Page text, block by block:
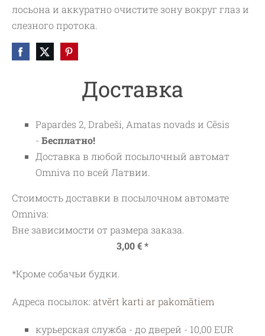
Доставка
Papardes 2, Drabeši, Amatas novads и Cēsis
- Бесплатно!
Доставка в любой посылочный автомат
Omniva по всей Латвии.
Стоимость доставки в посылочном автомате
Omniva:
Вне зависимости от размера заказа.
3,00 € *
*Кроме собачьи будки.
Адреса посылок: atvērt karti ar pakomātiem
курьерская служба - до дверей - 10,00 EUR
лосьона и аккуратно очистите зону вокруг глаз и
слезного протока.